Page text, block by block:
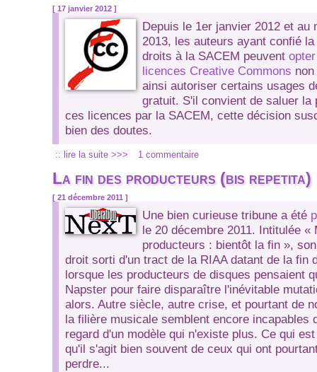
[ 17 janvier 2012 ]
Depuis le 1er janvier 2012 et au
2013, les auteurs ayant confié
droits à la SACEM peuvent
licences Creative Commons
ainsi autoriser certains usages
gratuit. S'il convient de saluer la
ces licences par la SACEM, cette décision
bien des doutes.
:: lire la suite >>> 1 commentaire
La fin des producteurs (bis repetita)
[ 21 décembre 2011 ]
Une bien curieuse tribune a été
le 20 décembre 2011. Intitulée «
producteurs : bientôt la fin »,
droit sorti d'un tract de la RIAA datant de la fin
lorsque les producteurs de disques pensaient
Napster pour faire disparaître l'inévitable
alors. Autre siècle, autre crise, et pourtant de
la filière musicale semblent encore incapables
regard d'un modèle qui n'existe plus. Ce qui
qu'il s'agit bien souvent de ceux qui ont
perdre...